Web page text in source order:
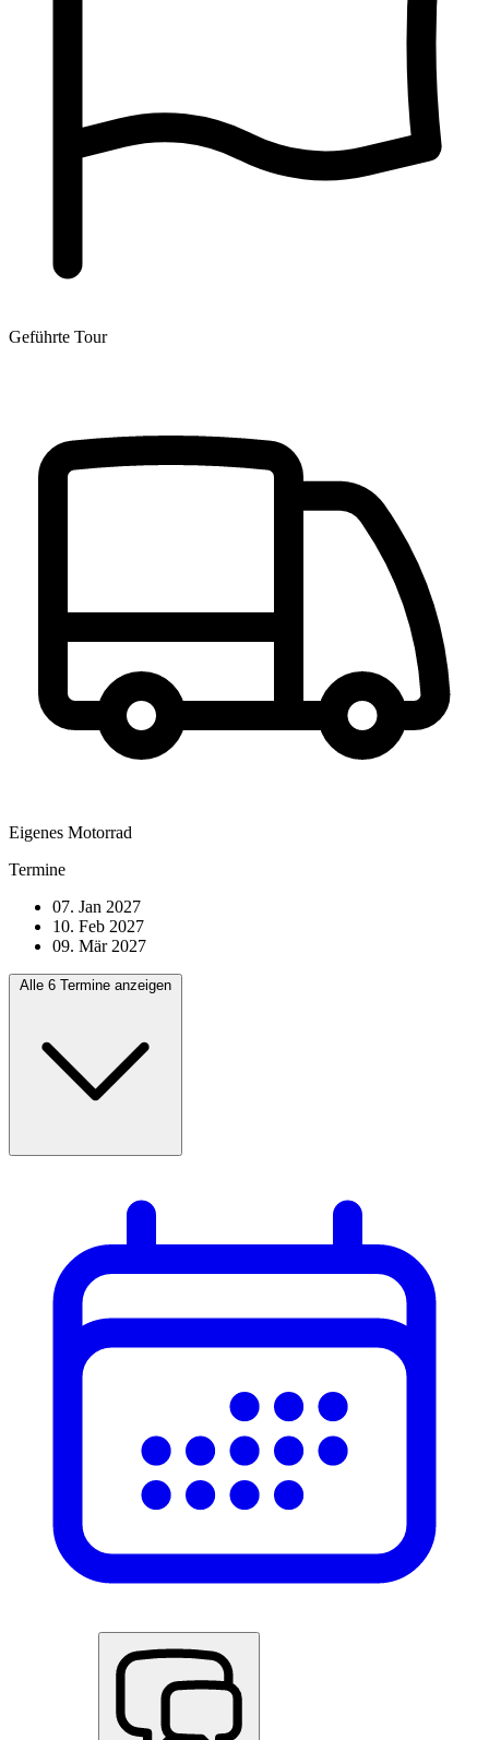
Geführte Tour
Eigenes Motorrad
Termine
07. Jan 2027
10. Feb 2027
09. Mär 2027
Alle 6 Termine anzeigen